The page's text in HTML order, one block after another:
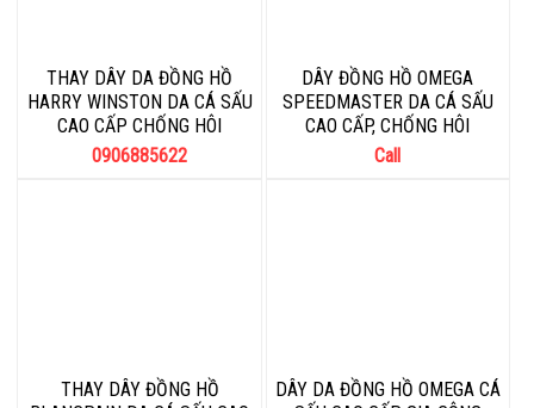
THAY DÂY DA ĐỒNG HỒ
HARRY WINSTON DA CÁ SẤU
CAO CẤP CHỐNG HÔI
0906885622
DÂY ĐỒNG HỒ OMEGA
SPEEDMASTER DA CÁ SẤU
CAO CẤP, CHỐNG HÔI
Call
THAY DÂY ĐỒNG HỒ
DÂY DA ĐỒNG HỒ OMEGA CÁ